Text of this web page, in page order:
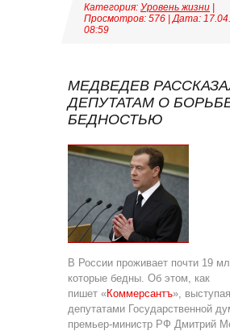
Категория: Уровень жизни
Просмотров: 576 | Дата:
08:59
МЕДВЕДЕВ
ДЕПУТАТАМ О
БЕДНОСТЬЮ
В России проживает почти 19
которые бедны. Об этом, как
пишет «Коммерсантъ»,
депутатами Государственной
премьер-министр РФ Дмитрий